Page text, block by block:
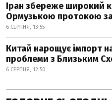
Іран збереже широкий
Ормузькою протокою
6 СЕРПНЯ, 13:55
Китай нарощує імпорт
проблеми з Близьким
6 СЕРПНЯ, 12:50